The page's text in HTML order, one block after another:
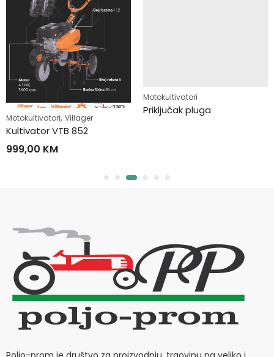
Motokultivatori, Villager
Kultivator VTB 852
999,00 KM
Motokultivatori
Priključak pluga